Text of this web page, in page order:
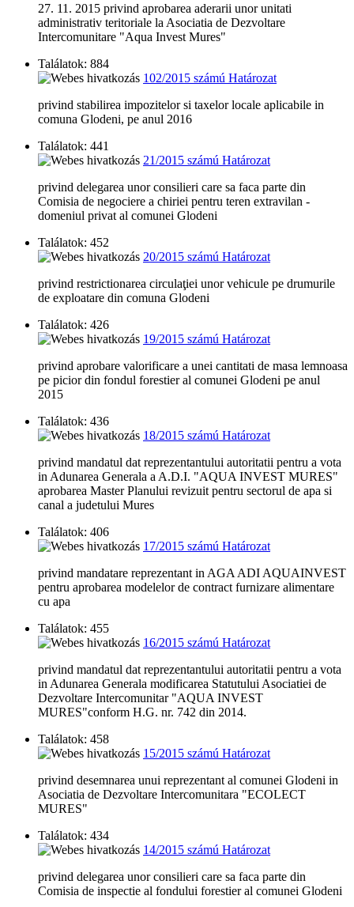
27. 11. 2015 privind aprobarea aderarii unor unitati
administrativ teritoriale la Asociatia de Dezvoltare
Intercomunitare "Aqua Invest Mures"
Találatok: 884
102/2015 számú Határozat
privind stabilirea impozitelor si taxelor locale aplicabile in
comuna Glodeni, pe anul 2016
Találatok: 441
21/2015 számú Határozat
privind delegarea unor consilieri care sa faca parte din
Comisia de negociere a chiriei pentru teren extravilan -
domeniul privat al comunei Glodeni
Találatok: 452
20/2015 számú Határozat
privind restrictionarea circulaţiei unor vehicule pe drumurile
de exploatare din comuna Glodeni
Találatok: 426
19/2015 számú Határozat
privind aprobare valorificare a unei cantitati de masa lemnoasa
pe picior din fondul forestier al comunei Glodeni pe anul
2015
Találatok: 436
18/2015 számú Határozat
privind mandatul dat reprezentantului autoritatii pentru a vota
in Adunarea Generala a A.D.I. "AQUA INVEST MURES"
aprobarea Master Planului revizuit pentru sectorul de apa si
canal a judetului Mures
Találatok: 406
17/2015 számú Határozat
privind mandatare reprezentant in AGA ADI AQUAINVEST
pentru aprobarea modelelor de contract furnizare alimentare
cu apa
Találatok: 455
16/2015 számú Határozat
privind mandatul dat reprezentantului autoritatii pentru a vota
in Adunarea Generala modificarea Statutului Asociatiei de
Dezvoltare Intercomunitar "AQUA INVEST
MURES"conform H.G. nr. 742 din 2014.
Találatok: 458
15/2015 számú Határozat
privind desemnarea unui reprezentant al comunei Glodeni in
Asociatia de Dezvoltare Intercomunitara "ECOLECT
MURES"
Találatok: 434
14/2015 számú Határozat
privind delegarea unor consilieri care sa faca parte din
Comisia de inspectie al fondului forestier al comunei Glodeni